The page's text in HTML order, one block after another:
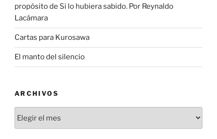
propósito de Si lo hubiera sabido. Por Reynaldo
Lacámara
Cartas para Kurosawa
El manto del silencio
ARCHIVOS